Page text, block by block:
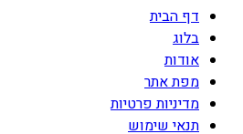
דף הבית
בלוג
אודות
מפת אתר
מדיניות פרטיות
תנאי שימוש